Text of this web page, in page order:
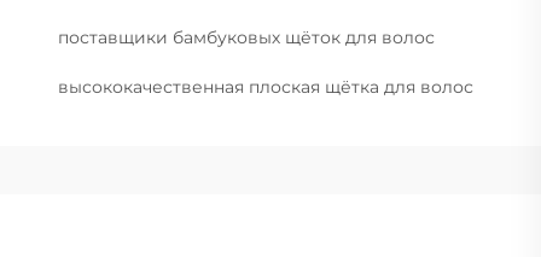
поставщики бамбуковых щёток для волос
высококачественная плоская щётка для волос